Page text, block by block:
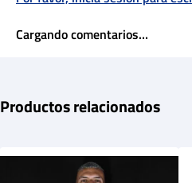
Cargando comentarios…
Productos relacionados